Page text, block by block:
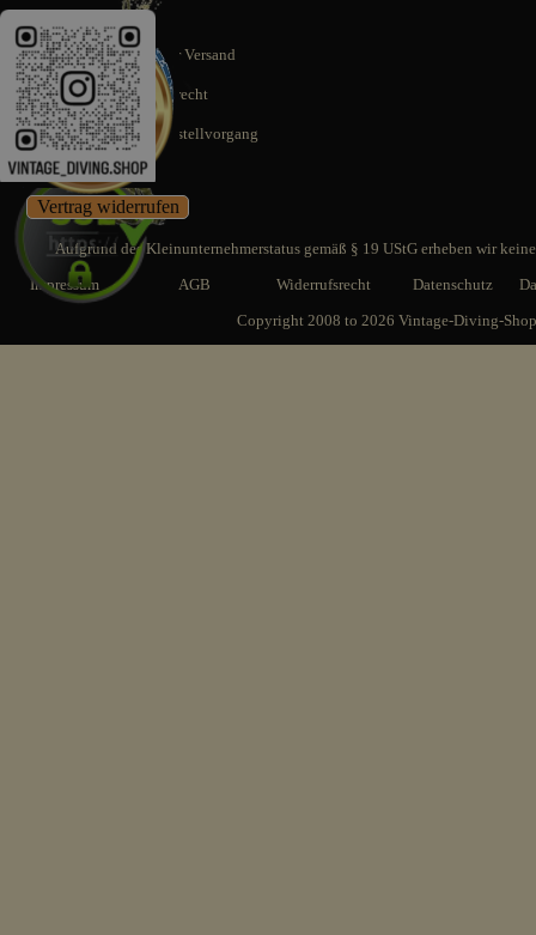
Schnellstmöglicher Versand
14 Tage Rückgaberecht
SSL gesicherter Bestellvorgang
Vertrag widerrufen
Aufgrund des Kleinunternehmerstatus gemäß § 19 UStG erheben wir
Impressum AGB Widerrufsrecht Datenschutz
Copyright 2008 to 2026 Vintage-Diving-